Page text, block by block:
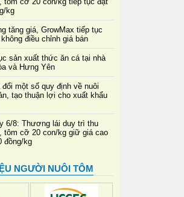
kg
tăng giá, GrowMax tiếp tục
điều chỉnh giá bán
sản xuất thức ăn cá tại nhà
và Hưng Yên
một số quy định về nuôi
tạo thuận lợi cho xuất khẩu
6/8: Thương lái duy trì thu
tôm cỡ 20 con/kg giữ giá cao
đồng/kg
NGƯỜI NUÔI TÔM